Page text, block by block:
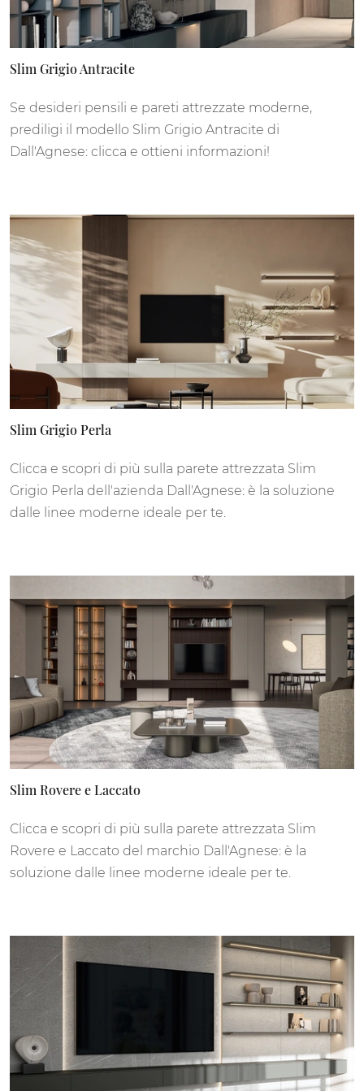
Slim Grigio Antracite
Se desideri pensili e pareti attrezzate moderne,
prediligi il modello Slim Grigio Antracite di
Dall'Agnese: clicca e ottieni informazioni!
Slim Grigio Perla
Clicca e scopri di più sulla parete attrezzata Slim
Grigio Perla dell'azienda Dall'Agnese: è la soluzione
dalle linee moderne ideale per te.
Slim Rovere e Laccato
Clicca e scopri di più sulla parete attrezzata Slim
Rovere e Laccato del marchio Dall'Agnese: è la
soluzione dalle linee moderne ideale per te.